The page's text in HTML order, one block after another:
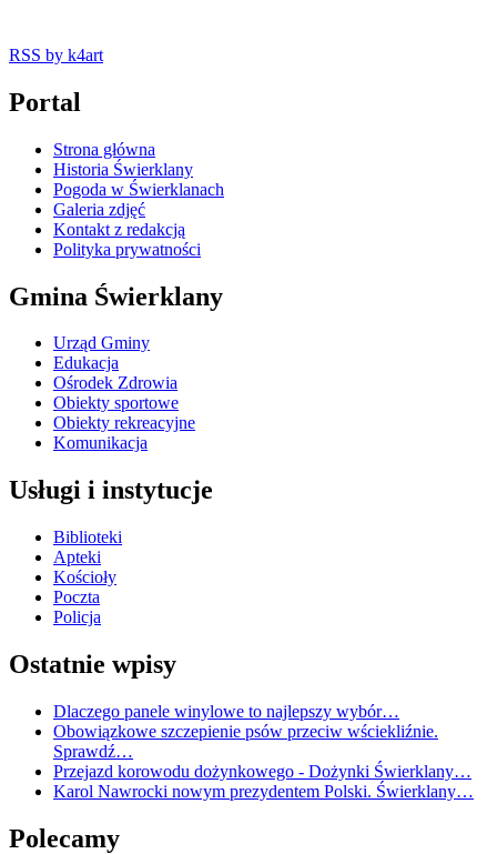
RSS by k4art
Portal
Strona główna
Historia Świerklany
Pogoda w Świerklanach
Galeria zdjęć
Kontakt z redakcją
Polityka prywatności
Gmina Świerklany
Urząd Gminy
Edukacja
Ośrodek Zdrowia
Obiekty sportowe
Obiekty rekreacyjne
Komunikacja
Usługi i instytucje
Biblioteki
Apteki
Kościoły
Poczta
Policja
Ostatnie wpisy
Dlaczego panele winylowe to najlepszy wybór…
Obowiązkowe szczepienie psów przeciw wściekliźnie.
Sprawdź…
Przejazd korowodu dożynkowego - Dożynki Świerklany…
Karol Nawrocki nowym prezydentem Polski. Świerklany…
Polecamy